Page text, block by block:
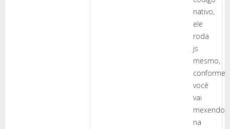
nativo,
ele
roda
js
mesmo,
conforme
você
vai
mexendo
na